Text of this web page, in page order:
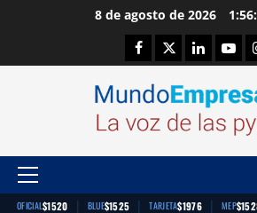
8 de agosto de 2026
Facebook
TwitterLinkedin
Menú
principal
OFICIAL$1520 | BLUE$1525 | TARJETA$1976 | MEP